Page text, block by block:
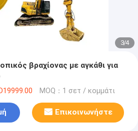
3/4
βραχίονας με αγκάθι για
MOQ：1 σετ / κομμάτι
Επικοινωνήστε